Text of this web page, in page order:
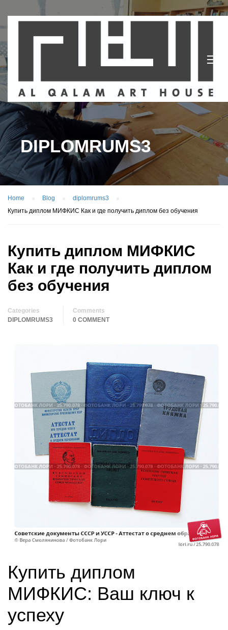
DIPLOMRUMS3
Home Blog
diplomrums3
Купить диплом МИФКИС Как и где получить диплом без обучения
Купить диплом МИФКИС
Как и где получить диплом
без обучения
Categories
DIPLOMRUMS3
Comments
0 COMMENT
Купить диплом
МИФКИС: Ваш ключ к
успеху